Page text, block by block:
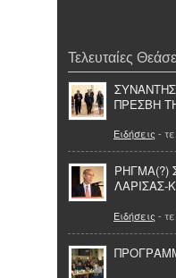
Τελευταίες
ΠΡΕΣΒΗ
Ειδήσεις -
ΡΗΓΜΑ(?)
ΛΑΡΙΣΑΣ-
Ειδήσεις -